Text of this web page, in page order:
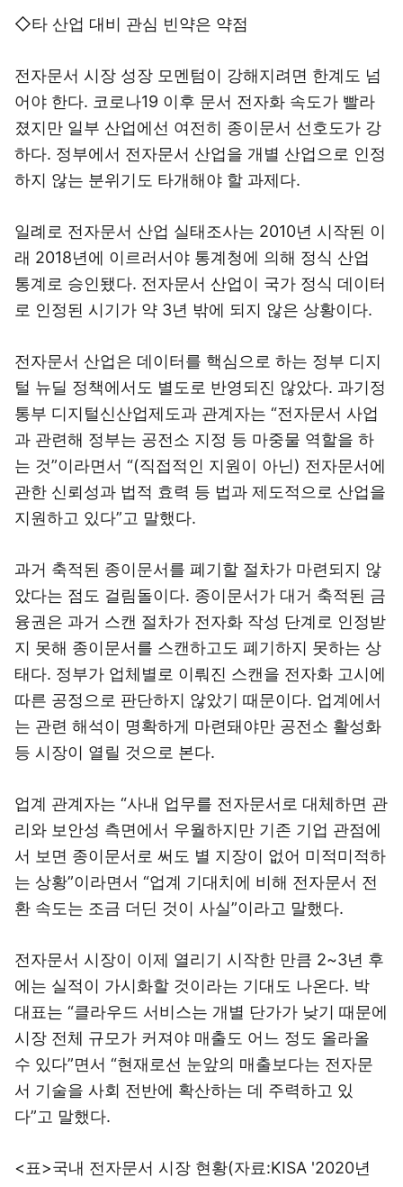
◇타 산업 대비 관심 빈약은 약점
전자문서 시장 성장 모멘텀이 강해지려면 한계도 넘
어야 한다. 코로나19 이후 문서 전자화 속도가 빨라
졌지만 일부 산업에선 여전히 종이문서 선호도가 강
하다. 정부에서 전자문서 산업을 개별 산업으로 인정
하지 않는 분위기도 타개해야 할 과제다.
일례로 전자문서 산업 실태조사는 2010년 시작된 이
래 2018년에 이르러서야 통계청에 의해 정식 산업
통계로 승인됐다. 전자문서 산업이 국가 정식 데이터
로 인정된 시기가 약 3년 밖에 되지 않은 상황이다.
전자문서 산업은 데이터를 핵심으로 하는 정부 디지
털 뉴딜 정책에서도 별도로 반영되진 않았다. 과기정
통부 디지털신산업제도과 관계자는 “전자문서 사업
과 관련해 정부는 공전소 지정 등 마중물 역할을 하
는 것”이라면서 “(직접적인 지원이 아닌) 전자문서에
관한 신뢰성과 법적 효력 등 법과 제도적으로 산업을
지원하고 있다”고 말했다.
과거 축적된 종이문서를 폐기할 절차가 마련되지 않
았다는 점도 걸림돌이다. 종이문서가 대거 축적된 금
융권은 과거 스캔 절차가 전자화 작성 단계로 인정받
지 못해 종이문서를 스캔하고도 폐기하지 못하는 상
태다. 정부가 업체별로 이뤄진 스캔을 전자화 고시에
따른 공정으로 판단하지 않았기 때문이다. 업계에서
는 관련 해석이 명확하게 마련돼야만 공전소 활성화
등 시장이 열릴 것으로 본다.
업계 관계자는 “사내 업무를 전자문서로 대체하면 관
리와 보안성 측면에서 우월하지만 기존 기업 관점에
서 보면 종이문서로 써도 별 지장이 없어 미적미적하
는 상황”이라면서 “업계 기대치에 비해 전자문서 전
환 속도는 조금 더딘 것이 사실”이라고 말했다.
전자문서 시장이 이제 열리기 시작한 만큼 2~3년 후
에는 실적이 가시화할 것이라는 기대도 나온다. 박
대표는 “클라우드 서비스는 개별 단가가 낮기 때문에
시장 전체 규모가 커져야 매출도 어느 정도 올라올
수 있다”면서 “현재로선 눈앞의 매출보다는 전자문
서 기술을 사회 전반에 확산하는 데 주력하고 있
다”고 말했다.
<표>국내 전자문서 시장 현황(자료:KISA '2020년